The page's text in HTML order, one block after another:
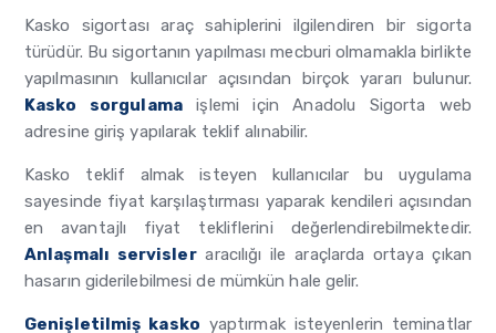
Kasko sigortası araç sahiplerini ilgilendiren bir sigorta
türüdür. Bu sigortanın yapılması mecburi olmamakla birlikte
yapılmasının kullanıcılar açısından birçok yararı bulunur.
Kasko sorgulamaişlemi için Anadolu Sigorta web
adresine giriş yapılarak teklif alınabilir.
Kasko teklif almak isteyen kullanıcılar bu uygulama
sayesinde fiyat karşılaştırması yaparak kendileri açısından
en avantajlı fiyat tekliflerini değerlendirebilmektedir.
Anlaşmalı servisleraracılığı ile araçlarda ortaya çıkan
hasarın giderilebilmesi de mümkün hale gelir.
Genişletilmiş kasko yaptırmak isteyenlerin teminatlar